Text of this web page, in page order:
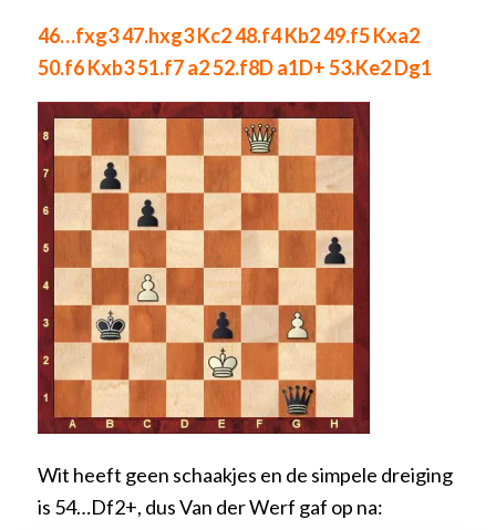
46…fxg3 47.hxg3 Kc2 48.f4 Kb2 49.f5 Kxa2
50.f6 Kxb3 51.f7 a2 52.f8D a1D+ 53.Ke2 Dg1
Wit heeft geen schaakjes en de simpele dreiging
is 54…Df2+, dus Van der Werf gaf op na: